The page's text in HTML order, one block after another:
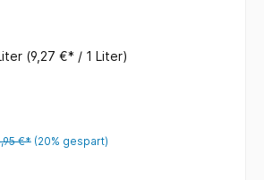
(9,27 €* / 1 Liter)
€* (20% gespart)